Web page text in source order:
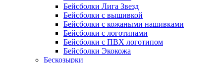
Бейсболки Лига Звезд
Бейсболки с вышивкой
Бейсболки с кожаными нашивками
Бейсболки с логотипами
Бейсболки с ПВХ логотипом
Бейсболки Экокожа
Бескозырки